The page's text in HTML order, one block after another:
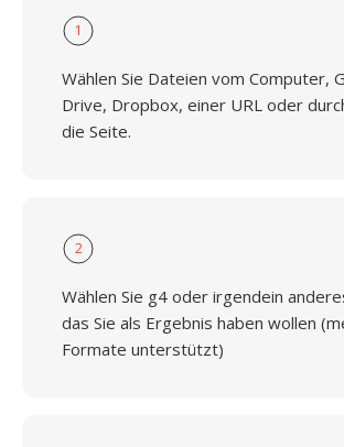
1
Wählen Sie Dateien vom Computer,
Drive, Dropbox, einer URL oder
die Seite.
2
Wählen Sie g4 oder irgendein
das Sie als Ergebnis haben wollen
Formate unterstützt)